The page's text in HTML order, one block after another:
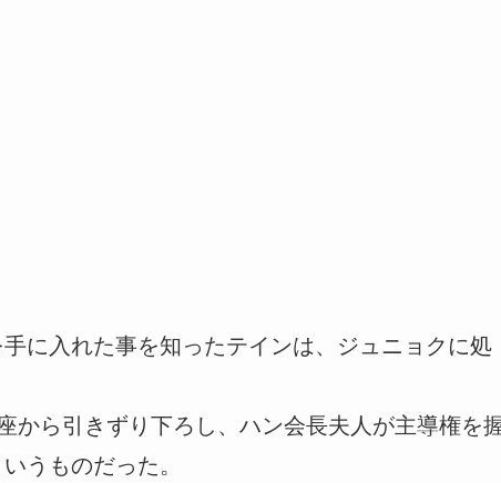
に入れた事を知ったテインは、ジュニョクに処
から引きずり下ろし、ハン会長夫人が主導権を
うものだった。